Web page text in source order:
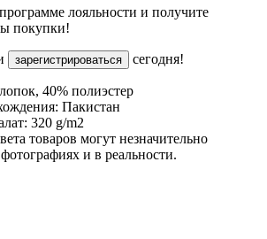
лояльности и получите
покупки!
зарегистрироваться сегодня!
40% полиэстер
Пакистан
320 g/m2
товаров могут незначительно
и в реальности.